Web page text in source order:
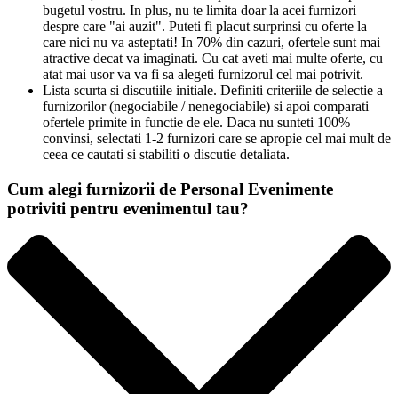
bugetul vostru. In plus, nu te limita doar la acei furnizori
despre care "ai auzit". Puteti fi placut surprinsi cu oferte la
care nici nu va asteptati! In 70% din cazuri, ofertele sunt mai
atractive decat va imaginati. Cu cat aveti mai multe oferte, cu
atat mai usor va va fi sa alegeti furnizorul cel mai potrivit.
Lista scurta si discutiile initiale. Definiti criteriile de selectie a
furnizorilor (negociabile / nenegociabile) si apoi comparati
ofertele primite in functie de ele. Daca nu sunteti 100%
convinsi, selectati 1-2 furnizori care se apropie cel mai mult de
ceea ce cautati si stabiliti o discutie detaliata.
Cum alegi furnizorii de Personal Evenimente
potriviti pentru evenimentul tau?